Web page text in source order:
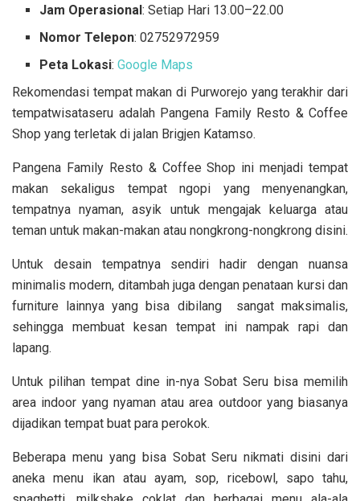
Jam Operasional: Setiap Hari 13.00–22.00
Nomor Telepon: 02752972959
Peta Lokasi:Google Maps
Rekomendasi tempat makan di Purworejo yang terakhir dari
tempatwisataseru adalah Pangena Family Resto & Coffee
Shop yang terletak di jalan Brigjen Katamso.
Pangena Family Resto & Coffee Shop ini menjadi tempat
makan sekaligus tempat ngopi yang menyenangkan,
tempatnya nyaman, asyik untuk mengajak keluarga atau
teman untuk makan-makan atau nongkrong-nongkrong disini.
Untuk desain tempatnya sendiri hadir dengan nuansa
minimalis modern, ditambah juga denganpenataan kursi dan
furniture lainnya yang bisa dibilang sangat maksimalis,
sehingga membuat kesan tempat ini nampak rapi dan
lapang.
Untuk pilihan tempat dine in-nya Sobat Seru bisa memilih
area indoor yang nyaman atau area outdoor yang biasanya
dijadikan tempat buat para perokok.
Beberapa menu yang bisa Sobat Seru nikmati disini dari
aneka menu ikan atau ayam, sop, ricebowl, sapo tahu,